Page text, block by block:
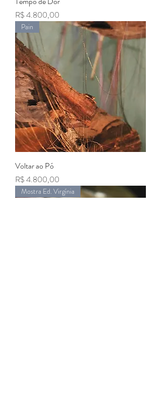
Preço
R$ 4.800,00
Pain
Voltar ao Pó
Preço
R$ 4.800,00
Mostra Ed. Virgínia